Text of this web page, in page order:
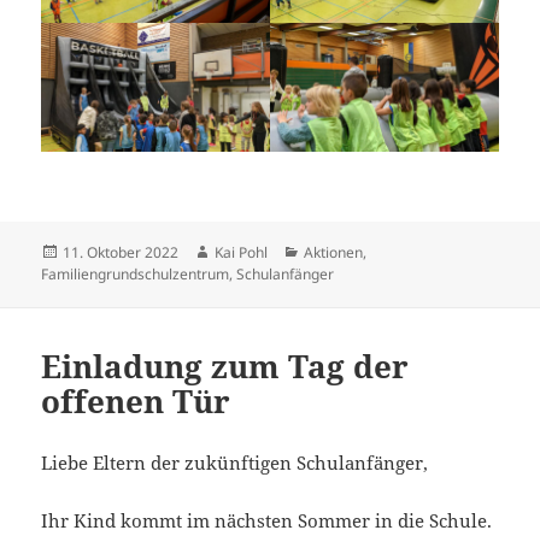
Veröffentlicht
am
11. Oktober 2022 Autor
Kai Pohl Kategorien
Aktionen,
Familiengrundschulzentrum,Schulanfänger
Einladung zum Tag der
offenen Tür
Liebe Eltern der zukünftigen Schulanfänger,
Ihr Kind kommt im nächsten Sommer in die Schule.